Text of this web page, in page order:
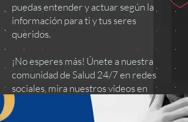
puedas entender y actuar según la
información para ti y tus seres
queridos.
¡No esperes más! Únete a nuestra
comunidad de Salud 24/7 en redes
sociales, mira nuestros videos en
YouTube y escucha nuestros episodios
en todas las plataformas de podcast. ¡Tu